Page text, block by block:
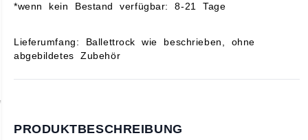
*wenn kein Bestand verfügbar: 8-21 Tage
Lieferumfang: Ballettrock wie beschrieben, ohne
abgebildetes Zubehör
PRODUKTBESCHREIBUNG